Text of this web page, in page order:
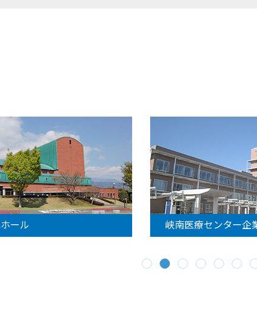
ル 峡南医療センター企業団